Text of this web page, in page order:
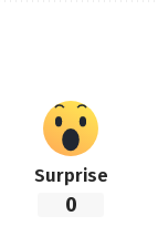
Surprise
0